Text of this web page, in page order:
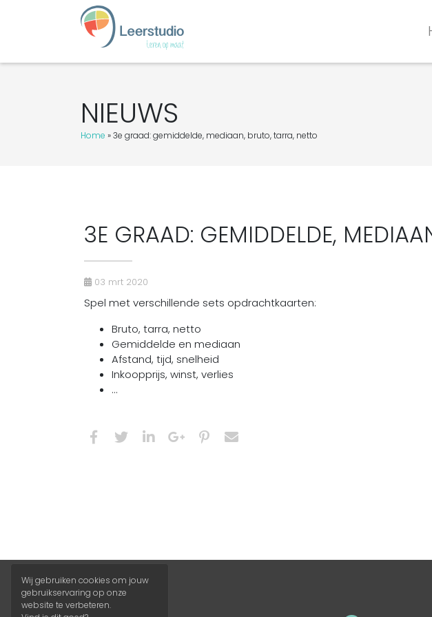
NIEUWS
Home »3e graad: gemiddelde, mediaan, bruto, tarra, netto
3E GRAAD: GEMIDDELDE,
03 mrt 2020
Spel met verschillende sets opdrachtkaarten:
Bruto, tarra, netto
Gemiddelde en mediaan
Afstand, tijd, snelheid
Inkoopprijs, winst, verlies
...
Wij gebruiken cookies om jouw
gebruikservaring op onze
website te verbeteren.